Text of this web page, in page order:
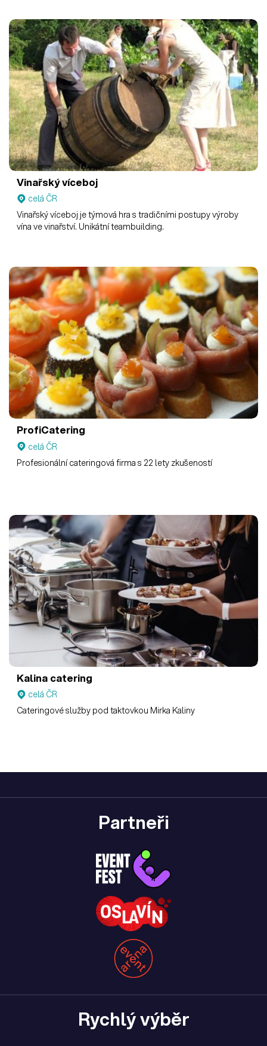
Vinařský víceboj
celá ČR
Vinařský víceboj je týmová hra s tradičními postupy výroby
vína ve vinařství. Unikátní teambuilding.
ProfiCatering
celá ČR
Profesionální cateringová firma s 22 lety zkušeností
Kalina catering
celá ČR
Cateringové služby pod taktovkou Mirka Kaliny
Partneři
Rychlý výběr